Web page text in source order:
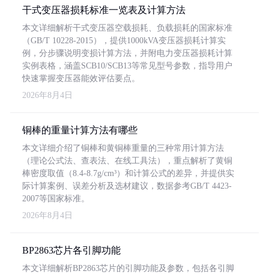
干式变压器损耗标准一览表及计算方法
本文详细解析干式变压器空载损耗、负载损耗的国家标准
（GB/T 10228-2015），提供1000kVA变压器损耗计算实
例，分步骤说明变损计算方法，并附电力变压器损耗计算
实例表格，涵盖SCB10/SCB13等常见型号参数，指导用户
快速掌握变压器能效评估要点。
2026年8月4日
铜棒的重量计算方法有哪些
本文详细介绍了铜棒和黄铜棒重量的三种常用计算方法
（理论公式法、查表法、在线工具法），重点解析了黄铜
棒密度取值（8.4-8.7g/cm³）和计算公式的差异，并提供实
际计算案例、误差分析及选材建议，数据参考GB/T 4423-
2007等国家标准。
2026年8月4日
BP2863芯片各引脚功能
本文详细解析BP2863芯片的引脚功能及参数，包括各引脚